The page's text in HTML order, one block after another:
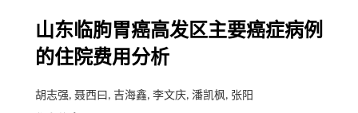
山东临朐胃癌高发区主要癌症病例
的住院费用分析
胡志强, 聂西曰, 吉海鑫, 李文庆, 潘凯枫, 张阳